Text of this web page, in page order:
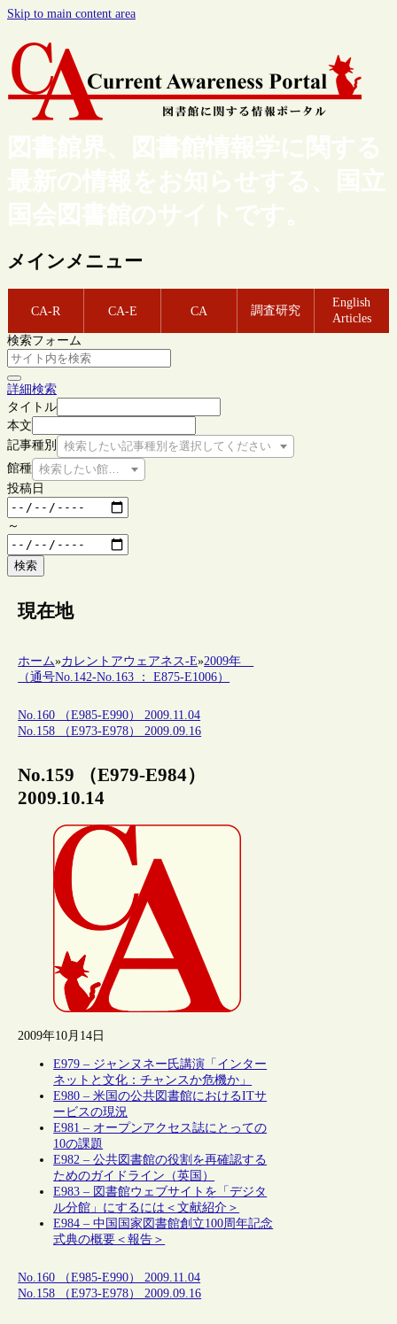
Skip to main content area
図書館界、図書館情報学に関する
最新の情報をお知らせする、国立
国会図書館のサイトです。
メインメニュー
CA-R CA-E CA 調査研究
English
Articles
検索フォーム
詳細検索
タイトル
本文
記事種別
検索したい記事種別を選択してください
館種 検索したい館種を選択してください
投稿日
～
検索
現在地
ホーム»カレントアウェアネス-E»2009年
（通号No.142-No.163 ： E875-E1006）
No.160 （E985-E990） 2009.11.04
No.158 （E973-E978） 2009.09.16
No.159 （E979-E984）
2009.10.14
2009年10月14日
E979 – ジャンヌネー氏講演「インター
ネットと文化：チャンスか危機か」
E980 – 米国の公共図書館におけるITサ
ービスの現況
E981 – オープンアクセス誌にとっての
10の課題
E982 – 公共図書館の役割を再確認する
ためのガイドライン（英国）
E983 – 図書館ウェブサイトを「デジタ
ル分館」にするには＜文献紹介＞
E984 – 中国国家図書館創立100周年記念
式典の概要＜報告＞
No.160 （E985-E990） 2009.11.04
No.158 （E973-E978） 2009.09.16